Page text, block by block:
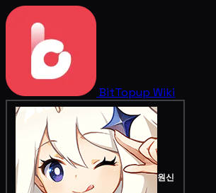
BitTopup Wiki
원신